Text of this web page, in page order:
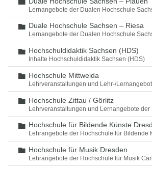
Lernangebote der Dualen Hochschule
Ordner
Duale Hochschule Sachsen – Riesa
Lernangebote der Dualen Hochschule
Ordner
Hochschuldidaktik Sachsen (HDS)
Inhalte Hochschuldidaktik Sachsen (HDS)
Ordner
Hochschule Mittweida
Lehrveranstaltungen und Lehr-/
Ordner
Hochschule Zittau / Görlitz
Lehrveranstaltungen und Lernangebote
Ordner
Hochschule für Bildende Künste
Lehrangebote der Hochschule für Bildende
Ordner
Hochschule für Musik Dresden
Lehrangebote der Hochschule für Musik